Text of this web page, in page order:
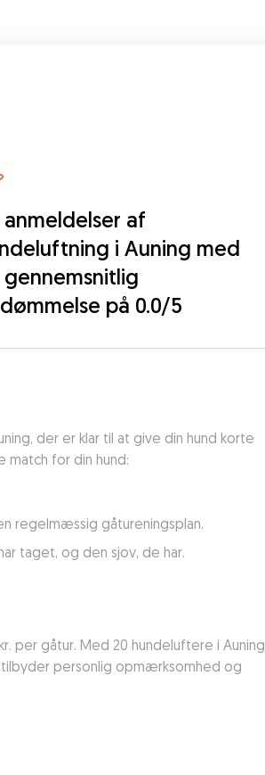
anmeldelser af
i Auning med
gennemsnitlig
på 0.0/5
der er klar til at give din hund korte
for din hund:
regelmæssig gåtureningsplan.
taget, og den sjov, de har.
per gåtur. Med 20 hundeluftere i Auning
personlig opmærksomhed og